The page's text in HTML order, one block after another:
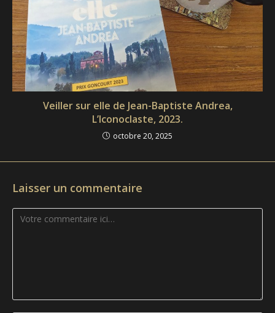
Veiller sur elle de Jean-Baptiste Andrea,
L’Iconoclaste, 2023.
octobre 20, 2025
Laisser un commentaire
Comment